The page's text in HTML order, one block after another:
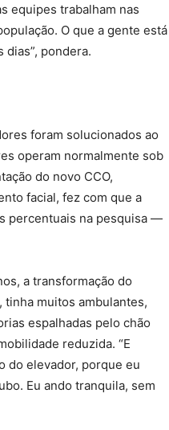
equipes trabalham nas
O que a gente está
pondera.
foram solucionados ao
operam normalmente sob
do novo CCO,
facial, fez com que a
percentuais na pesquisa —
a transformação do
muitos ambulantes,
espalhadas pelo chão
reduzida. “E
do elevador, porque eu
Eu ando tranquila, sem